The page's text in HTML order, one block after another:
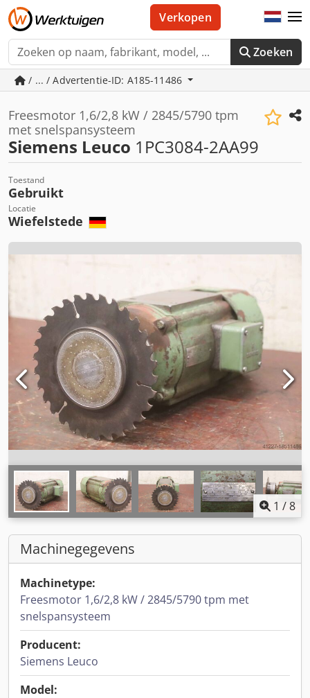
Zoeken
Verkopen
/ ... / Advertentie-ID: A185-11486
Freesmotor 1,6/2,8 kW / 2845/5790 tpm
met snelspansysteem
Siemens Leuco 1PC3084-2AA99
Toestand
Gebruikt
Locatie
Wiefelstede
1 /8
Machinegegevens
Machinetype:
Freesmotor 1,6/2,8 kW / 2845/5790 tpm met
snelspansysteem
Producent:
Siemens Leuco
Model: